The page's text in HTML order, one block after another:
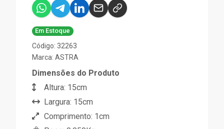
Em Estoque
Código: 32263
Marca: ASTRA
Dimensões do Produto
Altura: 15cm
Largura: 15cm
Comprimento: 1cm